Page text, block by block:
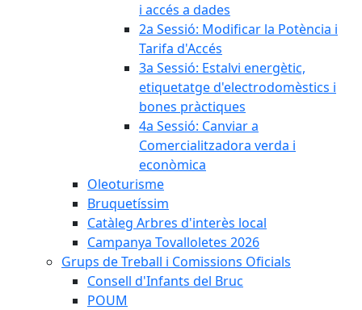
i accés a dades
2a Sessió: Modificar la Potència i
Tarifa d'Accés
3a Sessió: Estalvi energètic,
etiquetatge d'electrodomèstics i
bones pràctiques
4a Sessió: Canviar a
Comercialitzadora verda i
econòmica
Oleoturisme
Bruquetíssim
Catàleg Arbres d'interès local
Campanya Tovalloletes 2026
Grups de Treball i Comissions Oficials
Consell d'Infants del Bruc
POUM